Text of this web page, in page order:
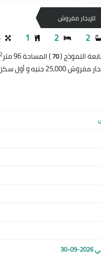
للإيجار مفروش
2
2
1
النموذج (70) المساحة 96 متر 2
وتقرب من المسجد والخدمات
30